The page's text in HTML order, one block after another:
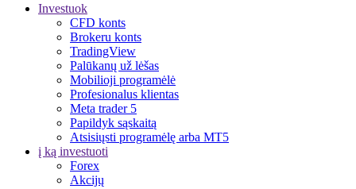
Investuok
CFD konts
Brokeru konts
TradingView
Palūkanų už lėšas
Mobilioji programėlė
Profesionalus klientas
Meta trader 5
Papildyk sąskaitą
Atsisiųsti programėlę arba MT5
į ką investuoti
Forex
Akcijų